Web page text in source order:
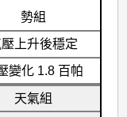
勢組
上升後穩定
變化 1.8 百帕
天氣組